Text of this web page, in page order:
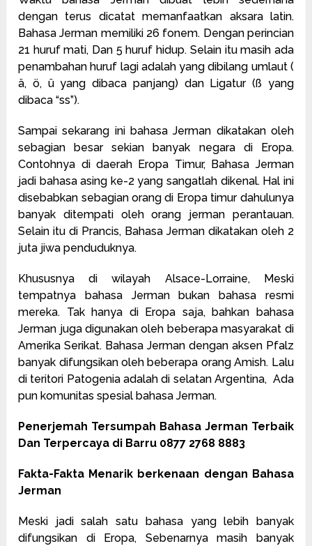
dengan terus dicatat memanfaatkan aksara latin.
Bahasa Jerman memiliki 26 fonem. Dengan perincian
21 huruf mati, Dan 5 huruf hidup. Selain itu masih ada
penambahan huruf lagi adalah yang dibilang umlaut (
ä, ö, ü yang dibaca panjang) dan Ligatur (ß yang
dibaca “ss”).
Sampai sekarang ini bahasa Jerman dikatakan oleh
sebagian besar sekian banyak negara di Eropa.
Contohnya di daerah Eropa Timur, Bahasa Jerman
jadi bahasa asing ke-2 yang sangatlah dikenal. Hal ini
disebabkan sebagian orang di Eropa timur dahulunya
banyak ditempati oleh orang jerman perantauan.
Selain itu di Prancis, Bahasa Jerman dikatakan oleh 2
juta jiwa penduduknya.
Khususnya di wilayah Alsace-Lorraine, Meski
tempatnya bahasa Jerman bukan bahasa resmi
mereka. Tak hanya di Eropa saja, bahkan bahasa
Jerman juga digunakan oleh beberapa masyarakat di
Amerika Serikat. Bahasa Jerman dengan aksen Pfalz
banyak difungsikan oleh beberapa orang Amish. Lalu
di teritori Patogenia adalah di selatan Argentina, Ada
pun komunitas spesial bahasa Jerman.
Penerjemah Tersumpah Bahasa Jerman Terbaik
Dan Terpercaya di Barru 0877 2768 8883
Fakta-Fakta Menarik berkenaan dengan Bahasa
Jerman
Meski jadi salah satu bahasa yang lebih banyak
difungsikan di Eropa, Sebenarnya masih banyak